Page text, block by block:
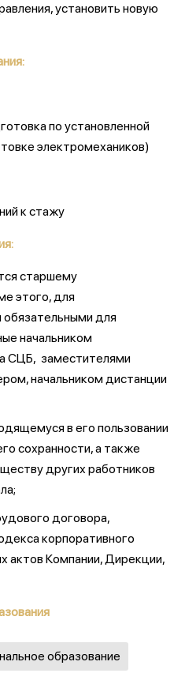
установить новую
по установленной
электромехаников)
к стажу
старшему
этого, для
обязательными для
начальником
СЦБ, заместителями
начальником дистанции
в его пользовании
сохранности, а также
других работников
договора,
корпоративного
актов Компании, Дирекции,
образование